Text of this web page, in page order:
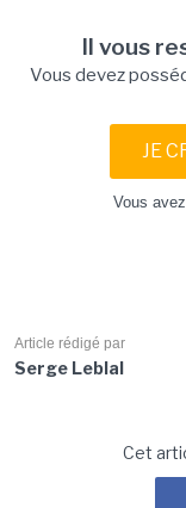
Il vous
Vous devez
JE
Vous
Article rédigé par
Serge Leblal
Cet